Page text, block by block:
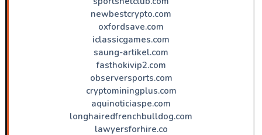
newbestcrypto.com
oxfordsave.com
iclassicgames.com
saung-artikel.com
fasthokivip2.com
observersports.com
cryptominingplus.com
aquinoticiaspe.com
longhairedfrenchbulldog.com
lawyersforhire.co